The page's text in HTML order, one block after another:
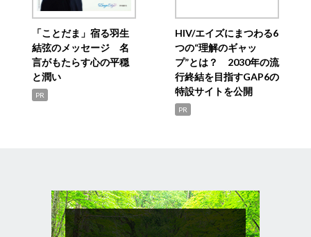
「ことだま」宿る羽生
結弦のメッセージ 名
言がもたらす心の平穏
と潤い
PR
HIV/エイズにまつわる6
つの“理解のギャッ
プ”とは？ 2030年の流
行終結を目指すGAP6の
特設サイトを公開
PR